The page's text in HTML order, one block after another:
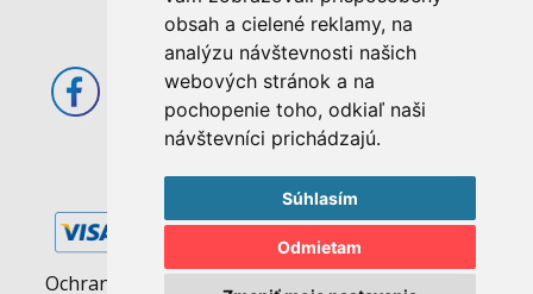
obsah a cielené reklamy, na
analýzu návštevnosti našich
webových stránok a na
pochopenie toho, odkiaľ naši
návštevníci prichádzajú.
Súhlasím
Odmietam
Otváracie hodiny:
Po - Pia: 08:00 - 17:00
Ochrana osobných údajov | Pravidlá cookies